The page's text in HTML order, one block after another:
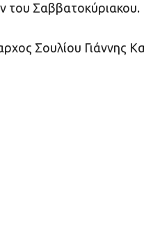
του Σαββατοκύριακου.
Σουλίου Γιάννης